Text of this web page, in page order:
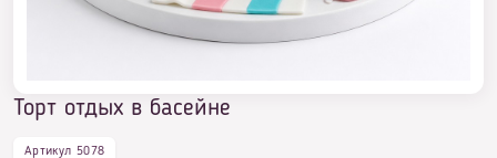
Торт на 14 лет мальчику с паспортом
Торт отдых в басейне
Торт отдых в басейне
Артикул 5078